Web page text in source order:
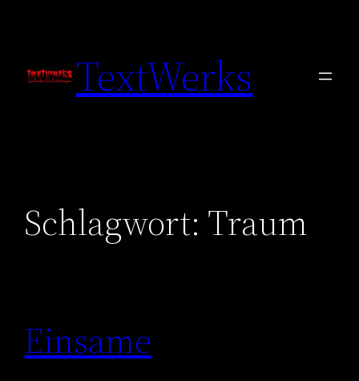
TextWerks
Schlagwort: Traum
Einsame